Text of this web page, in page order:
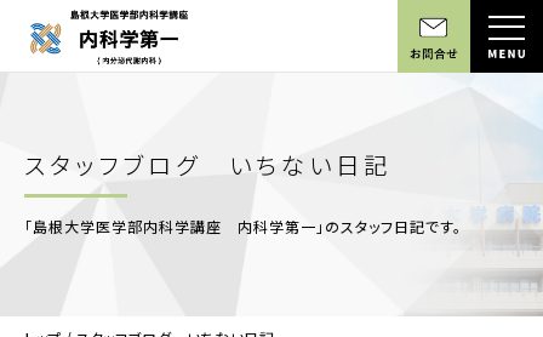
スタッフブログ いちない日記
「島根大学医学部内科学講座 内科学第一」のスタッフ日記です。